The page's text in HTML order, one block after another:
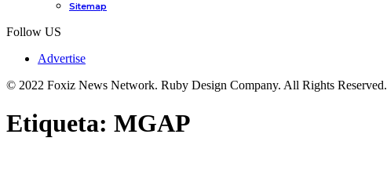
Sitemap
Follow US
Advertise
© 2022 Foxiz News Network. Ruby Design Company. All Rights Reserved.
Etiqueta: MGAP